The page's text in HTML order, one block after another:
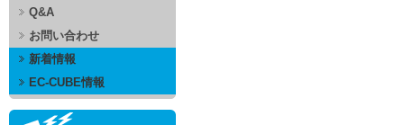
Q&A
お問い合わせ
新着情報
EC-CUBE情報